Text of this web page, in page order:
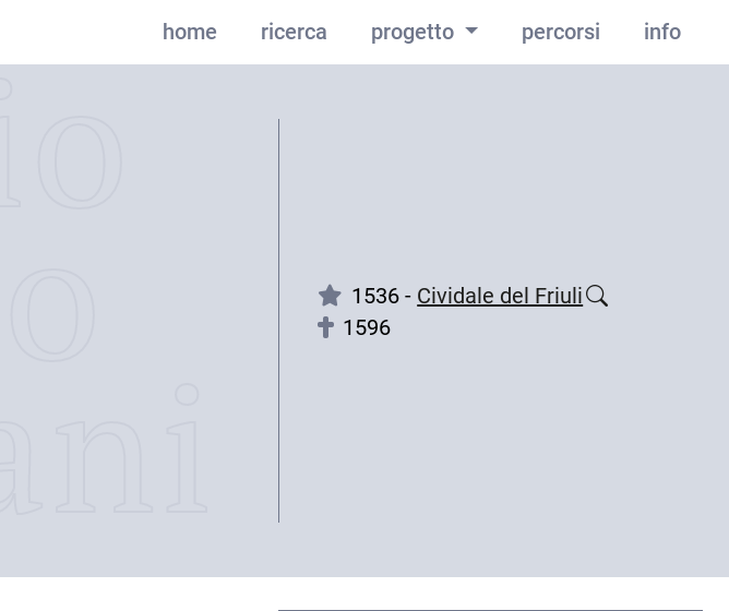
home ricerca progetto percorsi info
1536 - Cividale del Friuli
1596